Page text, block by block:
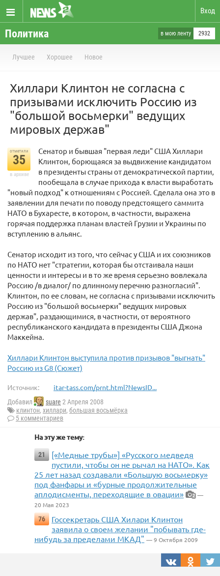
Вход
Политика в мою ленту 2932
Лучшее Хорошее Новое
Хиллари Клинтон не согласна с
призывами исключить Россию из
"большой восьмерки" ведущих
мировых держав"
отметили
35
в архиве
Сенатор и бывшая "первая леди" США Хиллари
Клинтон, борющаяся за выдвижение кандидатом
в президенты страны от демократической партии,
пообещала в случае прихода к власти выработать
"новый подход" к отношениям с Россией. Сделала она это в
заявлении для печати по поводу предстоящего саммита
НАТО в Бухаресте, в котором, в частности, выражена
горячая поддержка планам властей Грузии и Украины по
вступлению в альянс.
Сенатор исходит из того, что сейчас у США и их союзников
по НАТО нет "стратегии, которая бы отстаивала наши
ценности и интересы и в то же время серьезно вовлекала
Россию /в диалог/ по длинному перечню разногласий".
Клинтон, по ее словам, не согласна с призывами исключить
Россию из "большой восьмерки" ведущих мировых
держав", раздающимися, в частности, от вероятного
республиканского кандидата в президенты США Джона
Маккейна.
Хиллари Клинтон выступила против призывов "выгнать"
Россию из G8 (Сюжет)
Источник: itar-tass.com/prnt.html?NewsID...
Добавил suare 2 Апреля 2008
клинтон, хиллари, большая восьмёрка
5 комментариев
На эту же тему:
21
[«Медные трубы»] «Русского медведя
пустили, чтобы он не рычал на НАТО». Как
25 лет назад создавали «Большую восьмерку»
под фанфары и «бурные продолжительные
аплодисменты, переходящие в овации»
2 —
20 Мая 2023
76
Госсекретарь США Хилари Клинтон
заявила о своем желании "побывать где-
нибудь за пределами МКАД" — 9 Октября 2009